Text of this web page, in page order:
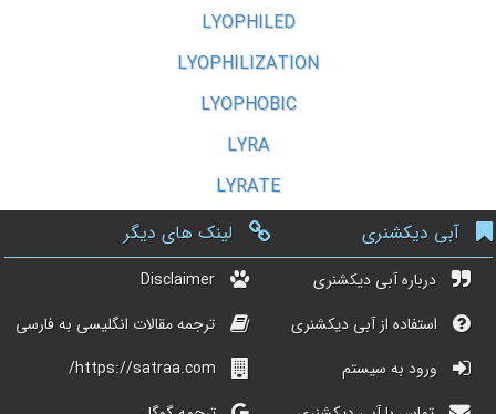
LYOPHILED
LYOPHILIZATION
LYOPHOBIC
LYRA
LYRATE
آبی دیکشنری
درباره آبی دیکشنری
استفاده از آبی دیکشنری
ورود به سیستم
لینک های دیگر
Disclaimer
ترجمه مقالات انگلیسی به فارسی
https://satraa.com/